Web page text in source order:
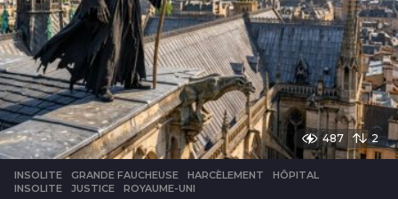
487 2
INSOLITE GRANDE FAUCHEUSE ,HARCÈLEMENT ,HÔPITAL
INSOLITE
,JUSTICE ,ROYAUME-UNI